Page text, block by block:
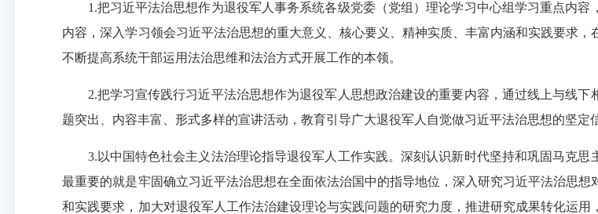
1.把习近平法治思想作为退役军人事务系统各级党委（党组）理论学习中心组学习重点内容
内容，深入学习领会习近平法治思想的重大意义、核心要义、精神实质、丰富内涵和实践要求，
不断提高系统干部运用法治思维和法治方式开展工作的本领。
2.把学习宣传践行习近平法治思想作为退役军人思想政治建设的重要内容，通过线上与线下
题突出、内容丰富、形式多样的宣讲活动，教育引导广大退役军人自觉做习近平法治思想的坚定
3.以中国特色社会主义法治理论指导退役军人工作实践。深刻认识新时代坚持和巩固马克思
最重要的就是牢固确立习近平法治思想在全面依法治国中的指导地位，深入研究习近平法治思想
和实践要求，加大对退役军人工作法治建设理论与实践问题的研究力度，推进研究成果转化运用